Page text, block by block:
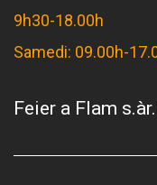
9h30-18.00h
Samedi: 09.00h-
Feier a Flam